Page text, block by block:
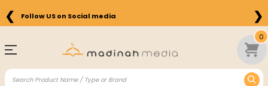
❮ Follow US on Social media ❯
0